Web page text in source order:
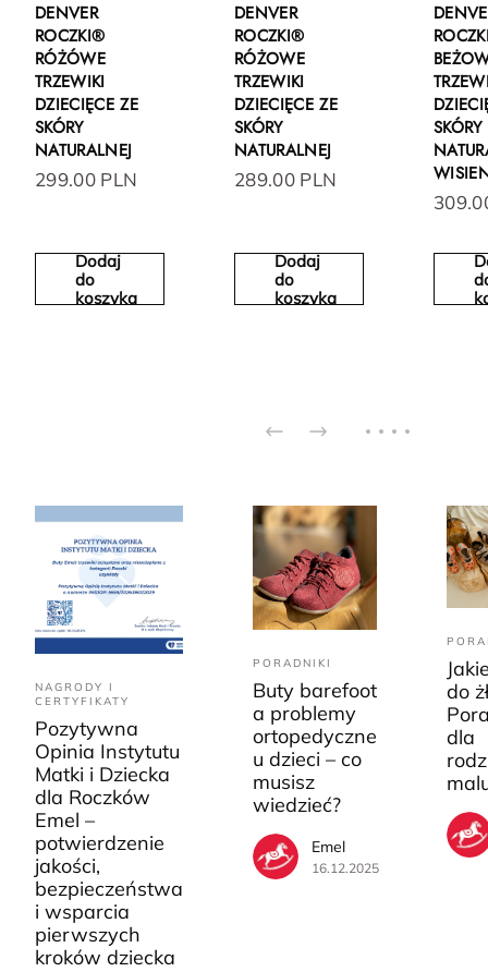
DENVER
ROCZKI®
RÓŻÓWE
TRZEWIKI
DZIECIĘCE ZE
SKÓRY
NATURALNEJ
299.00 PLN
Dodaj
do
koszyka
DENVER
ROCZKI®
RÓŻOWE
TRZEWIKI
DZIECIĘCE ZE
SKÓRY
NATURALNEJ
289.00 PLN
Dodaj
do
koszyka
SKÓRY
NAGRODY I
CERTYFIKATY
Pozytywna
Opinia Instytutu
Matki i Dziecka
dla Roczków
Emel –
potwierdzenie
jakości,
bezpieczeństwa
i wsparcia
pierwszych
kroków dziecka
PORADNIKI
Buty barefoot
a problemy
ortopedyczne
u dzieci – co
musisz
wiedzieć?
Emel
16.12.2025
do
dla